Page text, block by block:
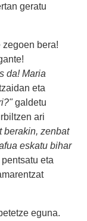
geratu
bera!
da! Maria
eta
galdetu
ari
berakin, zenbat
eskatu bihar
eta
eguna.